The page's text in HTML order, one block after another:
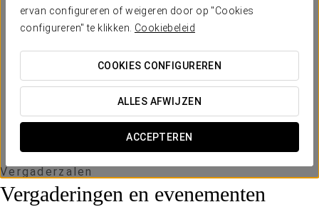
ervan configureren of weigeren door op "Cookies
configureren" te klikken. Cookiebeleid
COOKIES CONFIGUREREN
ALLES AFWIJZEN
ACCEPTEREN
Vergaderzalen
Vergaderingen en evenementen
Mar Hall
55 m2